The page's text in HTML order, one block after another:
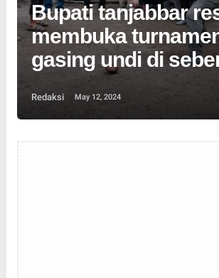
Bupati tanjabbar
membuka
gasing undi di
Redaksi May 12, 2024